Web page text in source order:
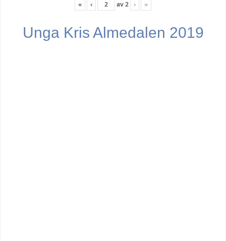
« ‹ av2 › »
Unga Kris Almedalen 2019